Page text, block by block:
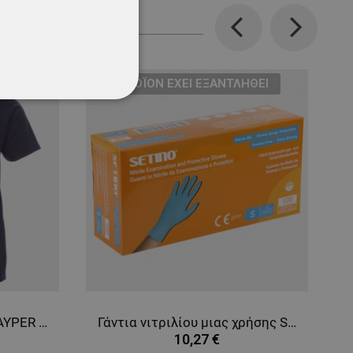
Previous
Κοντομάνικη μπλούζα PAYPER RUNNER NAVY
ТΟ ΠΡΟΪΌΝ ΈΧΕΙ ΕΞΑΝΤΛΗΘΕΊ
Γάντια νιτριλίου μιας χρήσης SETINO NITRILE BLUE 9N
10,27 €
Next